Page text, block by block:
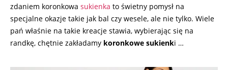
zdaniem koronkowa sukienka to świetny pomysł na
specjalne okazje takie jak bal czy wesele, ale nie tylko. Wiele
pań właśnie na takie kreacje stawia, wybierając się na
randkę, chętnie zakładamy koronkowe sukienki …